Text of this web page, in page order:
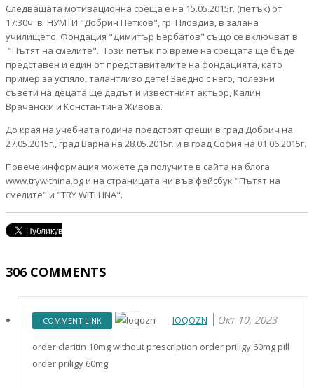
Следващата мотивационна среща е на 15.05.2015г. (петък) от
17:30ч. в НУМТИ "Добрин Петков", гр. Пловдив, в залана
училището. Фондация "Димитър Бербатов" също се включват в
"Пътят на смелите". Този петък по време на срещата ще бъде
представен и един от представителите на фондацията, като
пример за успяло, талантливо дете! Заедно с него, полезни
съвети на децата ще дадът и известният актьор, Калин
Врачански и Константина Живова.
До края на учебната година предстоят срещи в град Добрич на
27.05.2015г., град Варна на 28.05.2015г. и в град София на 01.06.2015г.
Повече информация можете да получите в сайта на блога
www.trywithina.bg и на страницата ни във фейсбук "Пътят на
смелите" и "TRY WITH INA".
306 COMMENTS
COMMENT LINK IOQOZN Окт 10, 2023
order claritin 10mg without prescription order priligy 60mg pill
order priligy 60mg